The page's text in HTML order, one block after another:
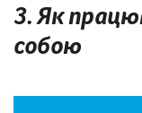
3. Як
собою